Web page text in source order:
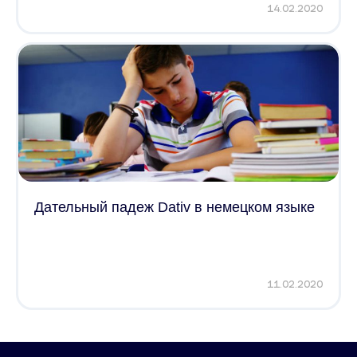
14.02.2020
Дательный падеж Dativ в немецком языке
11.02.2020